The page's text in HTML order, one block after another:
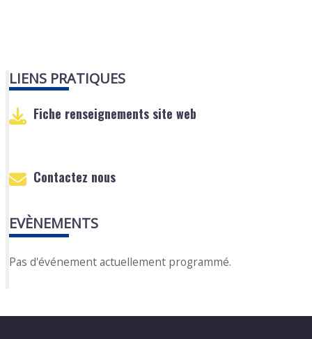
LIENS PRATIQUES
Fiche renseignements site web
Contactez nous
EVÈNEMENTS
Pas d'événement actuellement programmé.